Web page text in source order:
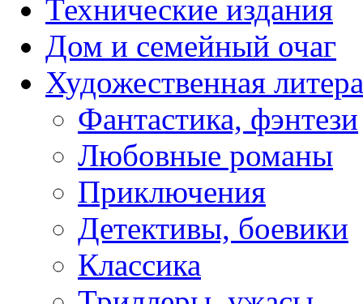
Технические издания
Дом и семейный очаг
Художественная
Фантастика, фэнтези
Любовные романы
Приключения
Детективы, боевики
Классика